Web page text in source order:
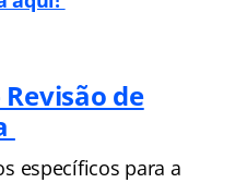
Revisão de
específicos para a